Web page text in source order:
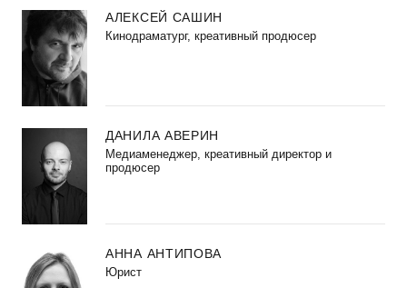
АЛЕКСЕЙ САШИН
Кинодраматург, креативный продюсер
ДАНИЛА АВЕРИН
Медиаменеджер, креативный директор и
продюсер
АННА АНТИПОВА
Юрист